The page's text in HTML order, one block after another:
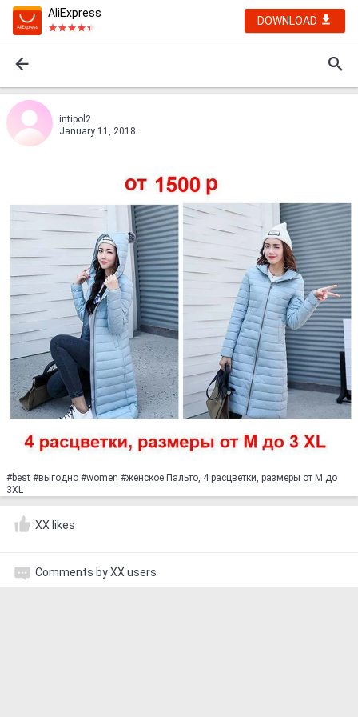
AliExpress
DOWNLOAD
intipol2
January 11, 2018
#best #выгодно #women #женское Пальто, 4 расцветки, размеры от M до
3XL
XX likes
Comments by XX users